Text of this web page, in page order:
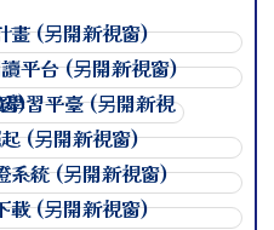
連至 http://
連至 http://
連至 http://
連至 http://
連至 http://